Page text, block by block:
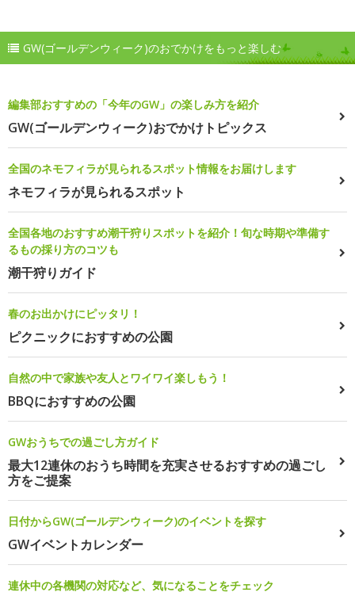
GW(ゴールデンウィーク)のおでかけをもっと楽しむ
編集部おすすめの「今年のGW」の楽しみ方を紹介
GW(ゴールデンウィーク)おでかけトピックス
全国のネモフィラが見られるスポット情報をお届けします
ネモフィラが見られるスポット
全国各地のおすすめ潮干狩りスポットを紹介！旬な時期や準備す
るもの採り方のコツも
潮干狩りガイド
春のお出かけにピッタリ！
ピクニックにおすすめの公園
自然の中で家族や友人とワイワイ楽しもう！
BBQにおすすめの公園
GWおうちでの過ごし方ガイド
最大12連休のおうち時間を充実させるおすすめの過ごし
方をご提案
日付からGW(ゴールデンウィーク)のイベントを探す
GWイベントカレンダー
連休中の各機関の対応など、気になることをチェック